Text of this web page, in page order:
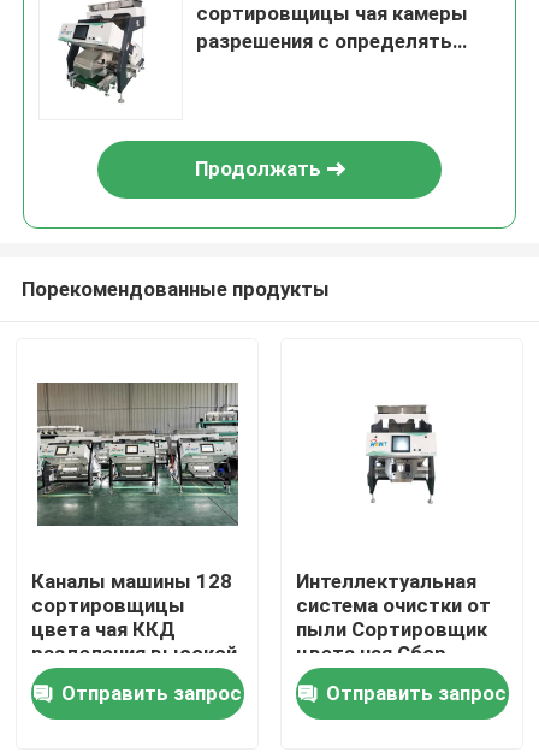
О Компании
Контакты
сортировщицы чая камеры
разрешения с определять
Продолжать
Порекомендованные продукты
Каналы машины 128
сортировщицы
цвета чая ККД
разделения высокой
эффективности
Отправить запрос
Интеллектуальная
система очистки от
пыли Сортировщик
цвета чая Сбор
изображений CCD
Отправить запрос